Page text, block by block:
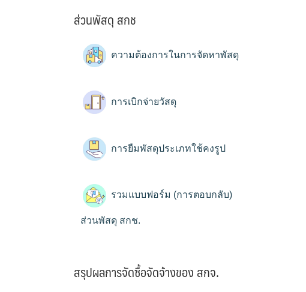
ส่วนพัสดุ สกช
ความต้องการในการจัดหาพัสดุ
การเบิกจ่ายวัสดุ
การยืมพัสดุประเภทใช้คงรูป
รวมแบบฟอร์ม (การตอบกลับ)
ส่วนพัสดุ สกช.
สรุปผลการจัดซื้อจัดจ้างของ สกจ.